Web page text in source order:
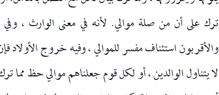
ترك على أن من صلة موالي. لأنه في معنى الوارث ،
والأقربون استئناف مفسر للموالي ، وفيه خروج الأولاد
لا يتناول الوالدين ، أو لكل قوم جعلناهم موالي حظ مما